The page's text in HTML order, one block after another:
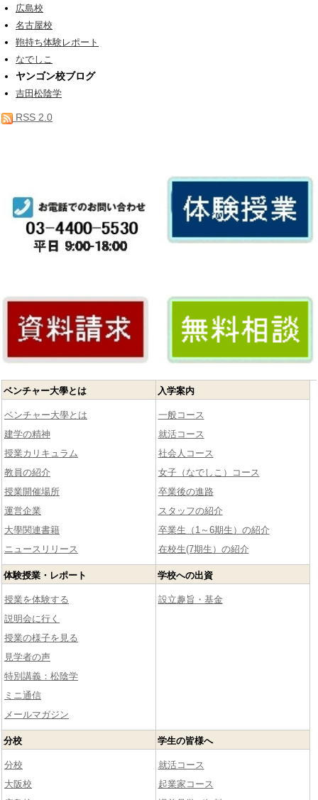
広島校
名古屋校
鞄持ち体験レポート
なでしこ
ヤンゴン校ブログ
吉田松陰学
RSS 2.0
ベンチャー大學とは
ベンチャー大學とは
建学の精神
授業カリキュラム
教員の紹介
授業開催場所
運営企業
大學関連書籍
ニュースリリース
入学案内
一般コース
就活コース
社会人コース
女子（なでしこ）コース
卒業後の進路
スタッフの紹介
卒業生（1～6期生）の紹介
在校生(7期生）の紹介
体験授業・レポート
授業を体験する
説明会に行く
授業の様子を見る
見学者の声
特別講義：松陰学
ミニ通信
メールマガジン
学校への出資
設立趣旨・基金
分校
分校
大阪校
学生の皆様へ
就活コース
起業家コース